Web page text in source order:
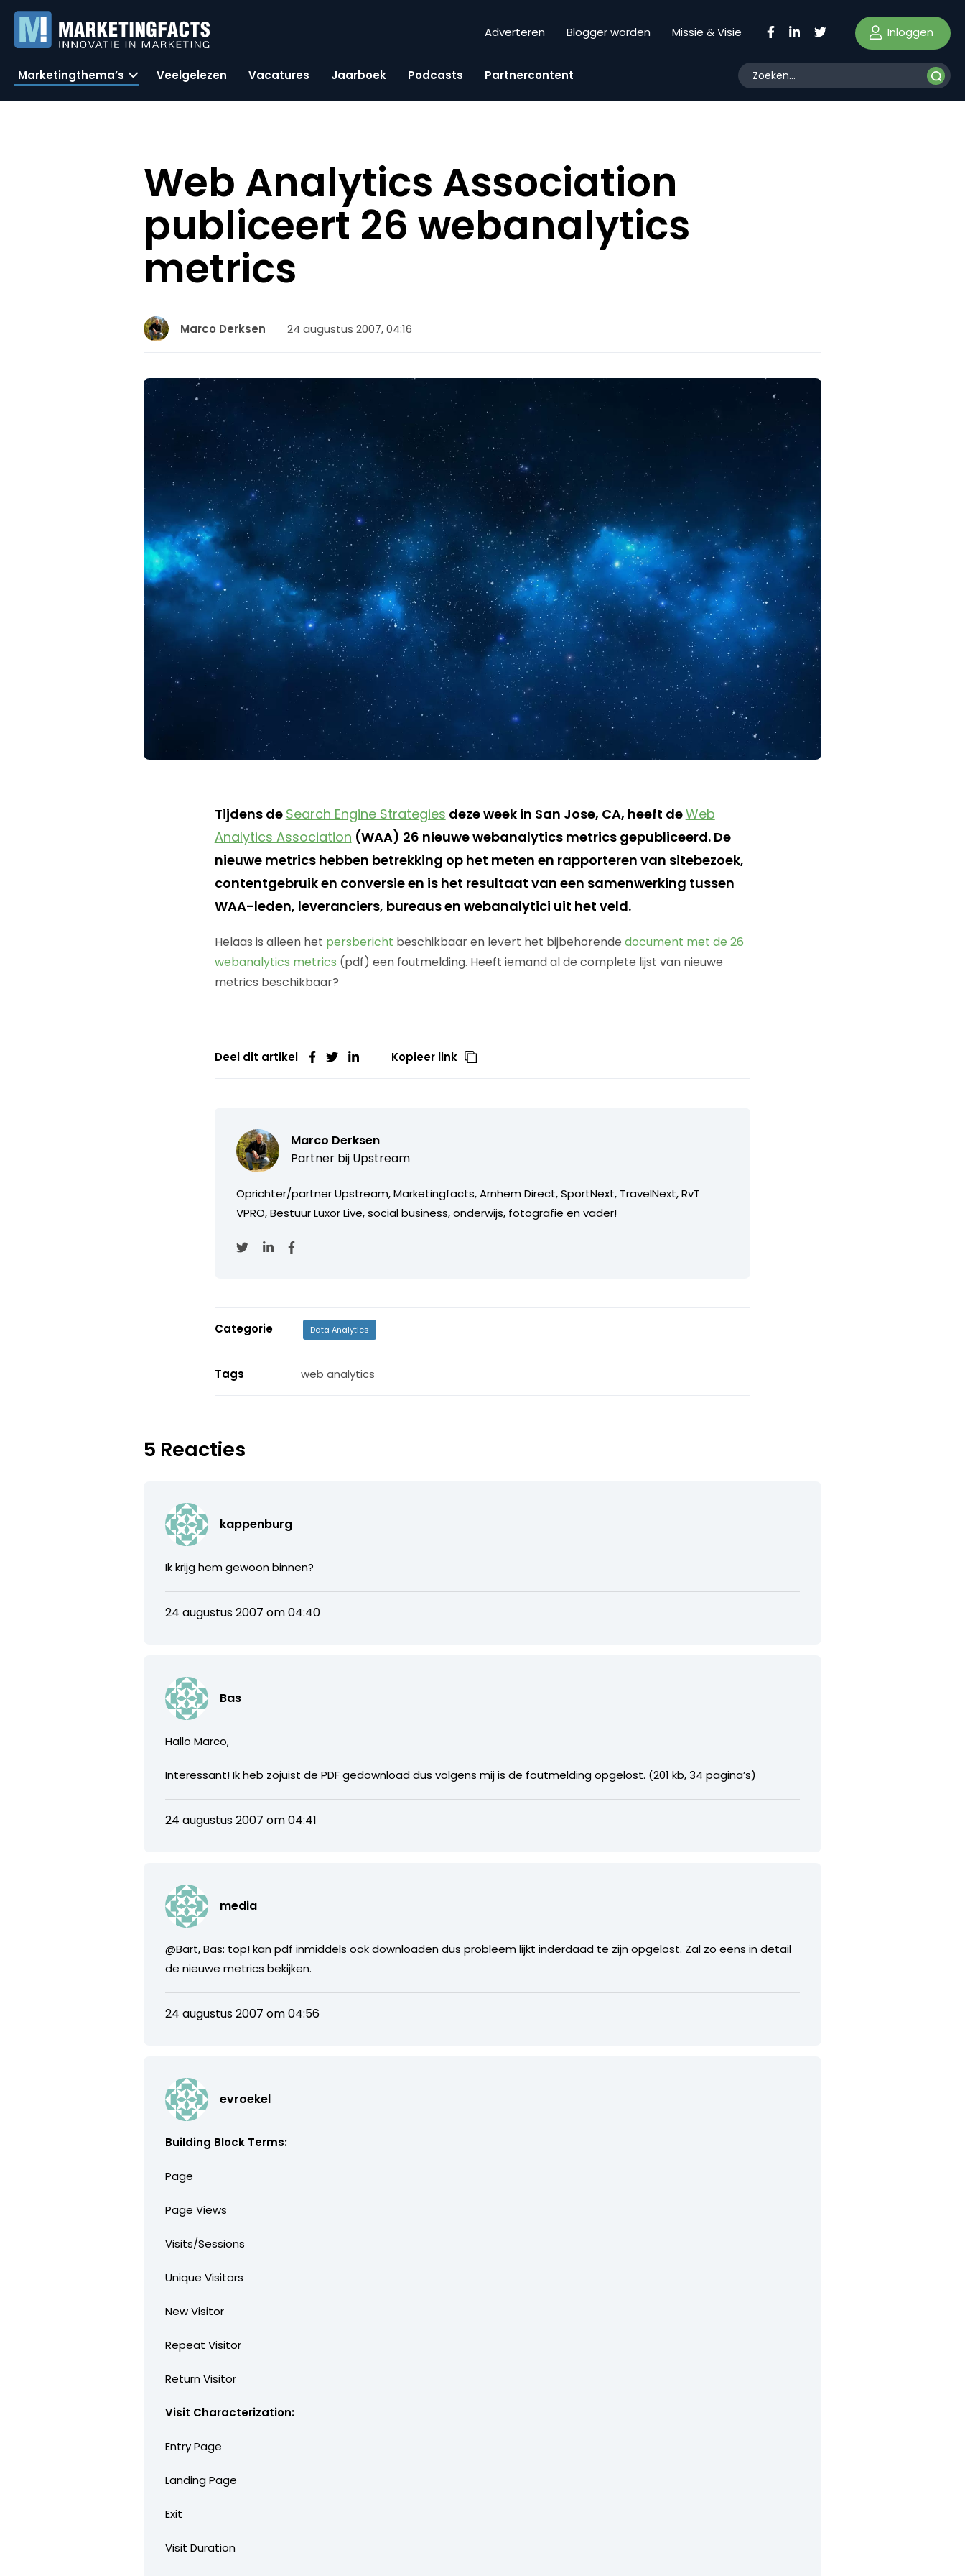
Adverteren Blogger worden Missie & Visie Inloggen
Marketingthema’s Veelgelezen Vacatures Jaarboek Podcasts Partnercontent
Web Analytics Association
publiceert 26 webanalytics
metrics
Marco Derksen 24 augustus 2007, 04:16
Tijdens de Search Engine Strategies deze week in San Jose, CA, heeft deWeb
Analytics Association (WAA) 26 nieuwe webanalytics metrics gepubliceerd. De
nieuwe metrics hebben betrekking op het meten en rapporteren van sitebezoek,
contentgebruik en conversie en is het resultaat van een samenwerking tussen
WAA-leden, leveranciers, bureaus en webanalytici uit het veld.
Helaas is alleen het persbericht beschikbaar en levert het bijbehorende document met de 26
webanalytics metrics (pdf) een foutmelding. Heeft iemand al de complete lijst van nieuwe
metrics beschikbaar?
Deel dit artikel Kopieer link
Marco Derksen
Partner bij Upstream
Oprichter/partner Upstream, Marketingfacts, Arnhem Direct, SportNext, TravelNext, RvT
VPRO, Bestuur Luxor Live, social business, onderwijs, fotografie en vader!
Categorie Data Analytics
Tags web analytics
5 Reacties
kappenburg
Ik krijg hem gewoon binnen?
24 augustus 2007 om 04:40
Bas
Hallo Marco,
Interessant! Ik heb zojuist de PDF gedownload dus volgens mij is de foutmelding opgelost. (201 kb, 34 pagina’s)
24 augustus 2007 om 04:41
media
@Bart, Bas: top! kan pdf inmiddels ook downloaden dus probleem lijkt inderdaad te zijn opgelost. Zal zo eens in detail
de nieuwe metrics bekijken.
24 augustus 2007 om 04:56
evroekel
Building Block Terms:
Page
Page Views
Visits/Sessions
Unique Visitors
New Visitor
Repeat Visitor
Return Visitor
Visit Characterization:
Entry Page
Landing Page
Exit
Visit Duration